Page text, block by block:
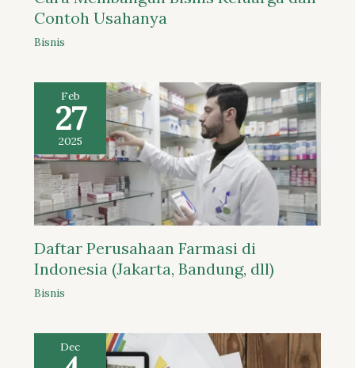
Contoh Usahanya
Bisnis
Feb
27
2025
Daftar Perusahaan Farmasi di
Indonesia (Jakarta, Bandung, dll)
Bisnis
Dec